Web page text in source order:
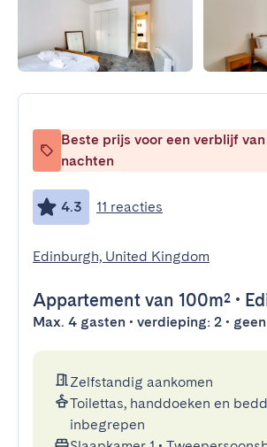
Beste prijs voor een verblijf
nachten
4.3 11 reacties
Edinburgh, United Kingdom
Appartement van 100m² •
Max. 4 gasten • verdieping: 2 •
Zelfstandig aankomen
Toilettas, handdoeken en
inbegrepen